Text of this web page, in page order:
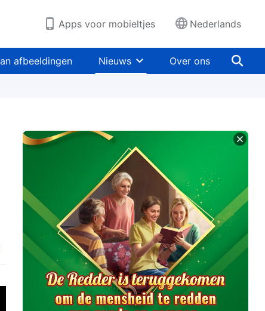
Apps voor mobieltjes Nederlands
afbeeldingen Nieuws Over ons